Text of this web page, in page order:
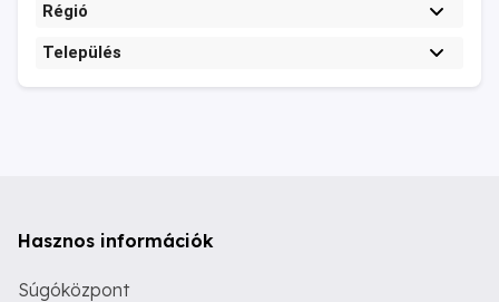
Régió
Település
Hasznos információk
Súgóközpont